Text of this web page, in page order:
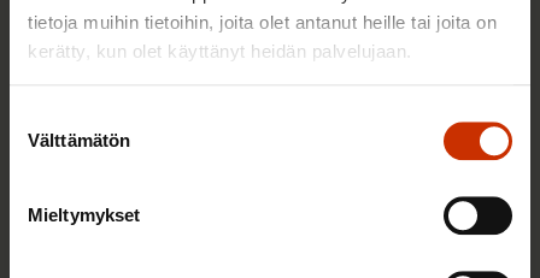
tietoja muihin tietoihin, joita olet antanut heille tai joita on
kerätty, kun olet käyttänyt heidän palvelujaan.
valinta
Välttämätön
Mieltymykset
TASA-ARVO JA YHDENVERTAISUUS